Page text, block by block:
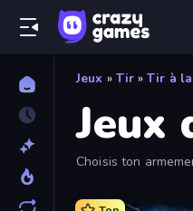
Jeux » Tir » Tir à
Jeux
Choisis ton